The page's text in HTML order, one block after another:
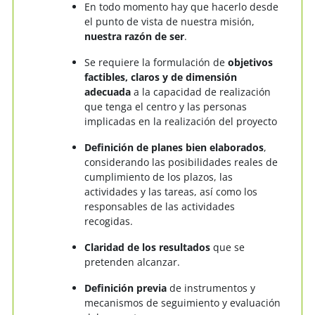
En todo momento hay que hacerlo desde
el punto de vista de nuestra misión,
nuestra razón de ser.
Se requiere la formulación de objetivos
factibles, claros y de dimensión
adecuada a la capacidad de realización
que tenga el centro y las personas
implicadas en la realización del proyecto
Definición de planes bien elaborados,
considerando las posibilidades reales de
cumplimiento de los plazos, las
actividades y las tareas, así como los
responsables de las actividades
recogidas.
Claridad de los resultadosque se
pretenden alcanzar.
Definición previa de instrumentos y
mecanismos de seguimiento y evaluación